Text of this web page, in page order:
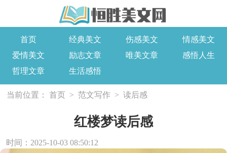
首页 经典美文 伤感美文
情感美文
爱情美文
励志文章 唯美文章
感悟人生
哲理文章
生活感悟
当前位置： 首页 > 范文写作 > 读后感
红楼梦读后感
时间：2025-10-03 08:50:12